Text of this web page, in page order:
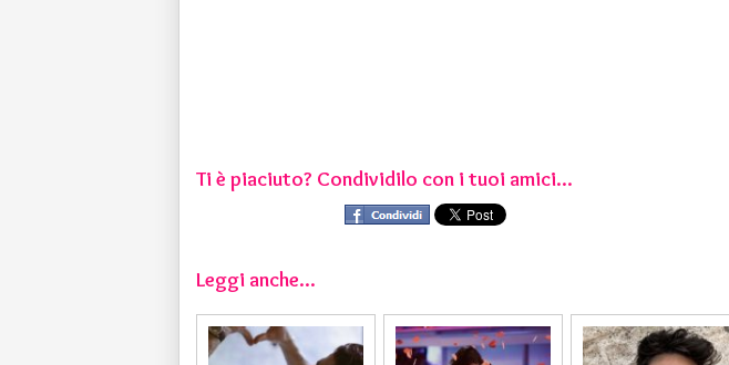
Ti è piaciuto? Condividilo con i tuoi amici...
Leggi anche...